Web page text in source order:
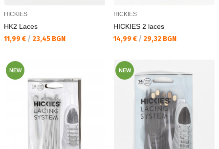
HICKIES
HK2 Laces
Текуща цена:
11,99 € / 23,45 BGN
HICKIES
HICKIES 2 laces
Текуща цена:
14,99 € / 29,32 BGN
NEW NEW